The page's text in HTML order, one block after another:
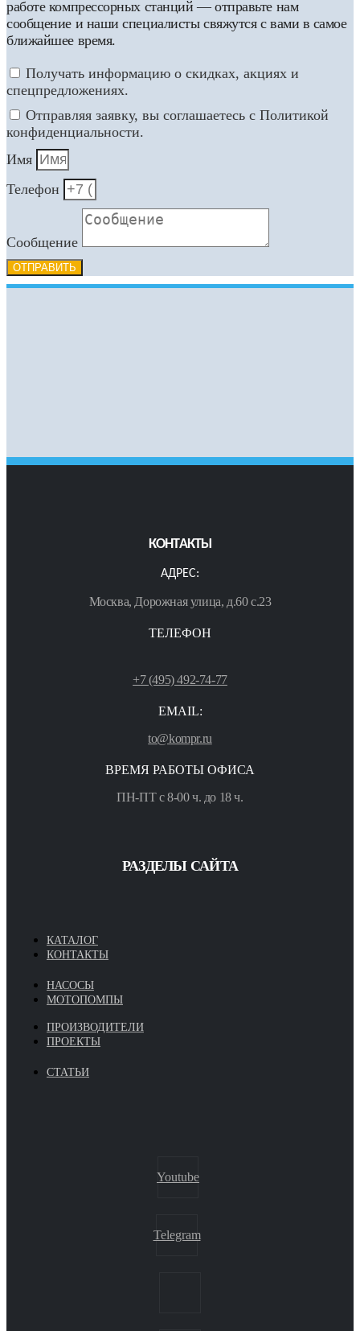
работе компрессорных станций — отправьте нам
сообщение и наши специалисты свяжутся с вами в самое
ближайшее время.
Получать информацию о скидках, акциях и
спецпредложениях.
Отправляя заявку, вы соглашаетесь с Политикой
конфиденциальности.
Имя
Телефон
Сообщение
ОТПРАВИТЬ
КОНТАКТЫ
АДРЕС:
Москва, Дорожная улица, д.60 с.23
ТЕЛЕФОН
+7 (495) 492-74-77
EMAIL:
to@kompr.ru
ВРЕМЯ РАБОТЫ ОФИСА
ПН-ПТ с 8-00 ч. до 18 ч.
РАЗДЕЛЫ САЙТА
КАТАЛОГ
КОНТАКТЫ
НАСОСЫ
МОТОПОМПЫ
ПРОИЗВОДИТЕЛИ
ПРОЕКТЫ
СТАТЬИ
Youtube
Telegram